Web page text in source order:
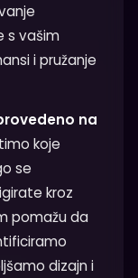
s vašim
i pružanje
na
koje
se
kroz
pomažu da
dizajn i